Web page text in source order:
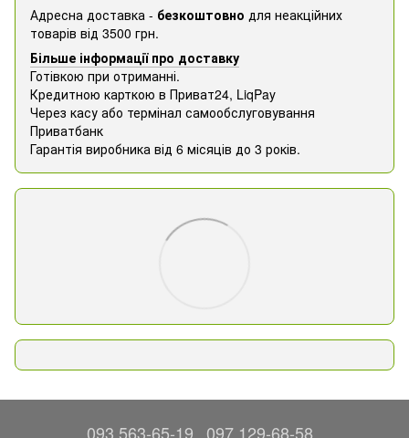
Адресна доставка - безкоштовно для неакційних
товарів від 3500 грн.
Більше інформації про доставку
Готівкою при отриманні.
Кредитною карткою в Приват24, ​​LiqPay
Через касу або термінал самообслуговування
Приватбанк
Гарантія виробника від 6 місяців до 3 років.
093 563-65-19 097 129-68-58